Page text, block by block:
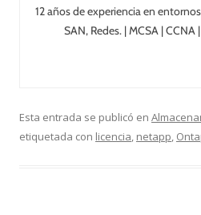
12 años de experiencia en
SAN, Redes. | MCSA |
Esta entrada se publicó en
etiquetada con licencia, netapp,